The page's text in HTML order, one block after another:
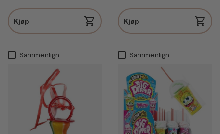
Kjøp Kjøp
Sammenlign Sammenlign